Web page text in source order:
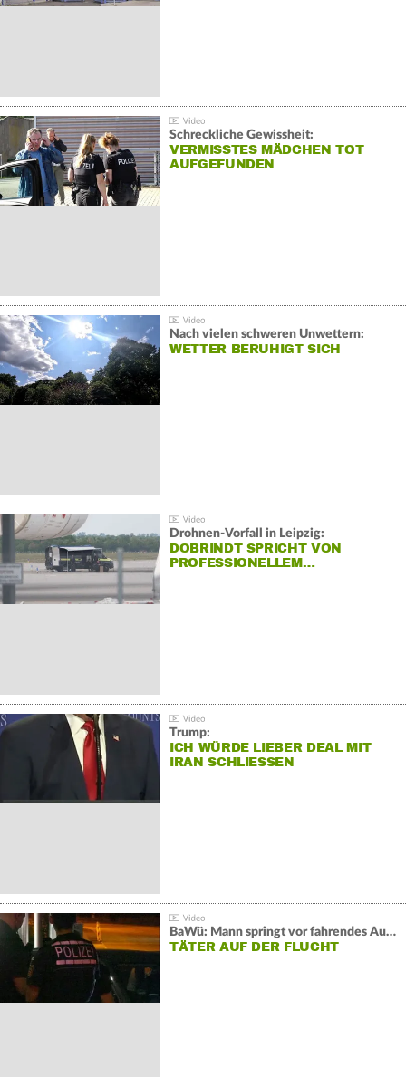
Schreckliche Gewissheit:
VERMISSTES MÄDCHEN TOT
AUFGEFUNDEN
Nach vielen schweren Unwettern:
WETTER BERUHIGT SICH
Drohnen-Vorfall in Leipzig:
DOBRINDT SPRICHT VON
PROFESSIONELLEM…
Trump:
ICH WÜRDE LIEBER DEAL MIT
IRAN SCHLIESSEN
BaWü: Mann springt vor fahrendes Auto und schießt
TÄTER AUF DER FLUCHT